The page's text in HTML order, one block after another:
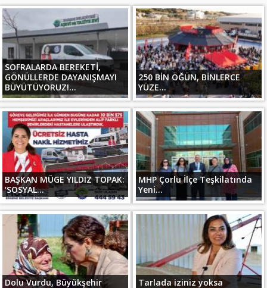
SOFRALARDA BEREKETİ,
GÖNÜLLERDE DAYANIŞMAYI
BÜYÜTÜYORUZ!...
250 BİN ÖĞÜN, BİNLERCE
YÜZE...
BAŞKAN MÜGE YILDIZ TOPAK:
‘SOSYAL...
MHP Çorlu İlçe Teşkilatında
Yeni...
Dolu Vurdu, Büyükşehir
Tarlada iziniz yoksa